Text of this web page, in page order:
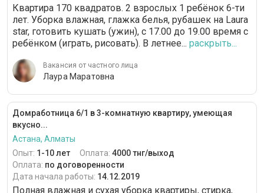
Квартира 170 квадратов. 2 взрослых 1 ребёнок 6-ти
лет. Уборка влажная, глажка белья, рубашек на Laura
star, готовить кушать (ужин), с 17.00 до 19.00 время с
ребёнком (играть, рисовать). В летнее... раскрыть...
Вакансия от частного лица
Лаура Маратовна
Домработница 6/1 в 3-комнатную квартиру, умеющая
вкусно...
Астана, Алматы
Опыт: 1-10 лет Оплата: 4000 тнг/выход
Оплата: по договоренности
Дата начала работы: 14.12.2019
Полная влажная и сухая уборка квартиры, стирка,